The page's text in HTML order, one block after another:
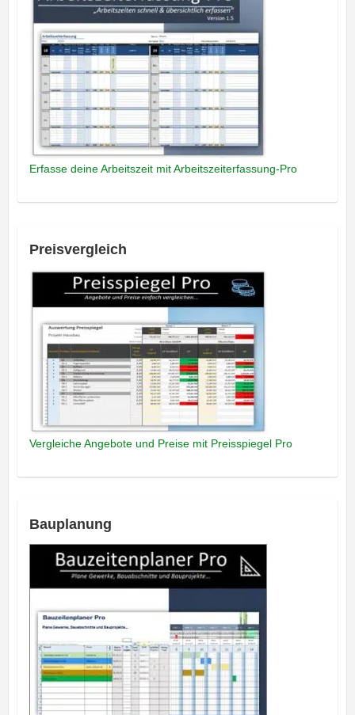
Erfasse deine Arbeitszeit mit Arbeitszeiterfassung-Pro
Preisvergleich
Vergleiche Angebote und Preise mit Preisspiegel Pro
Bauplanung